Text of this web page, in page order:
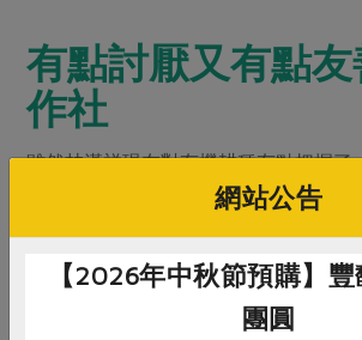
有點討厭又有點
作社
雖然林漢祥現在對有機耕種有點把握了
還是很棘手，「我連一二三都不會寫了
學校營養午餐、少數餐廳還有主婦聯盟
聯盟合作社跟其他通路的不同，「別人
你們是貨到一個月後錢才來。」懷恩打
網站公告
【2026年中秋節預購】
團圓